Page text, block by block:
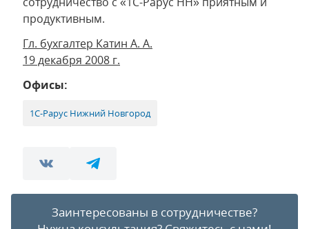
продуктивным.
Гл. бухгалтер Катин А. А.
19 декабря 2008 г.
Офисы:
1С-Рарус Нижний Новгород
Заинтересованы в сотрудничестве?